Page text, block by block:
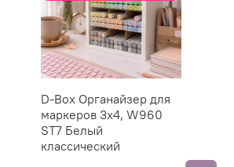
D-Box Органайзер для
маркеров 3х4, W960
ST7 Белый
классический